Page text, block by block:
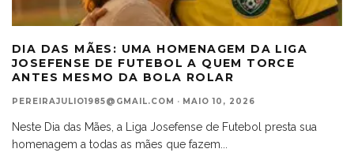
DIA DAS MÃES: UMA HOMENAGEM DA LIGA
JOSEFENSE DE FUTEBOL A QUEM TORCE
ANTES MESMO DA BOLA ROLAR
PEREIRAJULIO1985@GMAIL.COM · MAIO 10, 2026
Neste Dia das Mães, a Liga Josefense de Futebol presta sua
homenagem a todas as mães que fazem...